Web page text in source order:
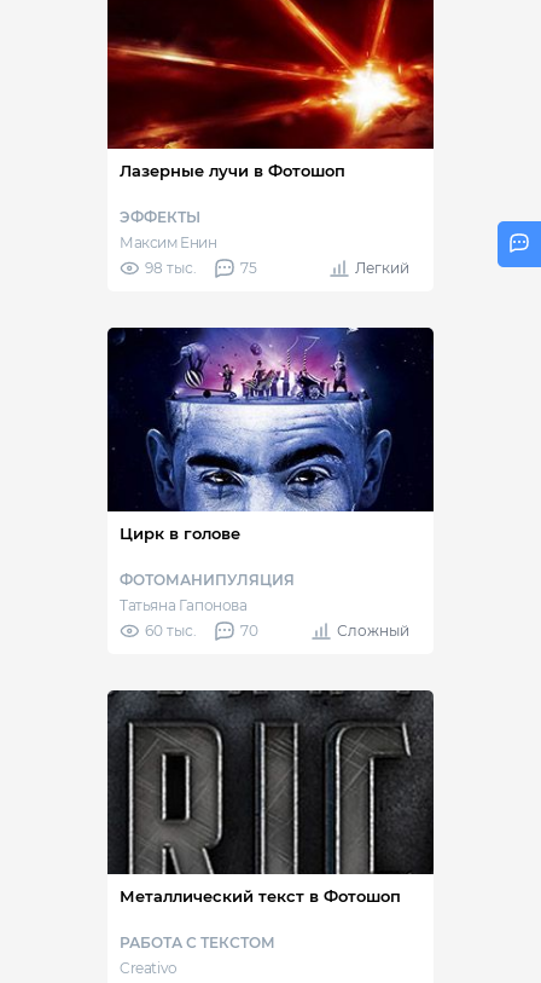
Лазерные лучи в Фотошоп
ЭФФЕКТЫ
Максим Енин
98 тыс.
75 Легкий
Цирк в голове
ФОТОМАНИПУЛЯЦИЯ
Татьяна Гапонова
60 тыс.
70 Сложный
Металлический текст в Фотошоп
РАБОТА С ТЕКСТОМ
Creativo